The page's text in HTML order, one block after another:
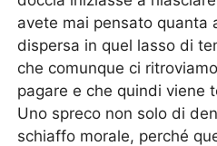
avete mai pensato quanta
dispersa in quel lasso di
che comunque ci
pagare e che quindi viene
Uno spreco non solo di
schiaffo morale, perché